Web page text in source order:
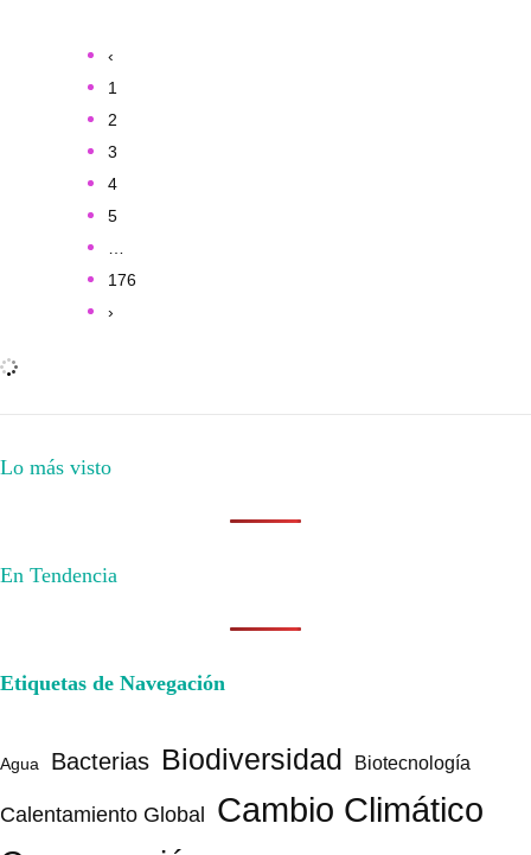
‹
1
2
3
4
5
…
176
›
Lo más visto
En Tendencia
Etiquetas de Navegación
Agua Bacterias Biodiversidad Biotecnología
Calentamiento Global Cambio Climático